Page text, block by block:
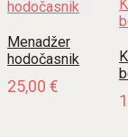
Menadžer
hodočasnik
25,00 €